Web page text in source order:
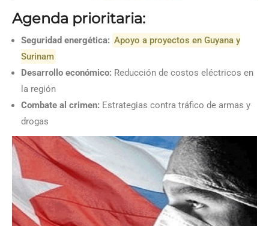
Agenda prioritaria:
Seguridad energética: Apoyo a proyectos en Guyana y
Surinam
Desarrollo económico: Reducción de costos eléctricos en
la región
Combate al crimen: Estrategias contra tráfico de armas y
drogas